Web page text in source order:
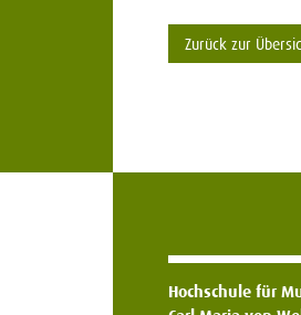
Zurück zur
Hochschule für